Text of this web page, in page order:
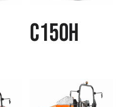
C150H